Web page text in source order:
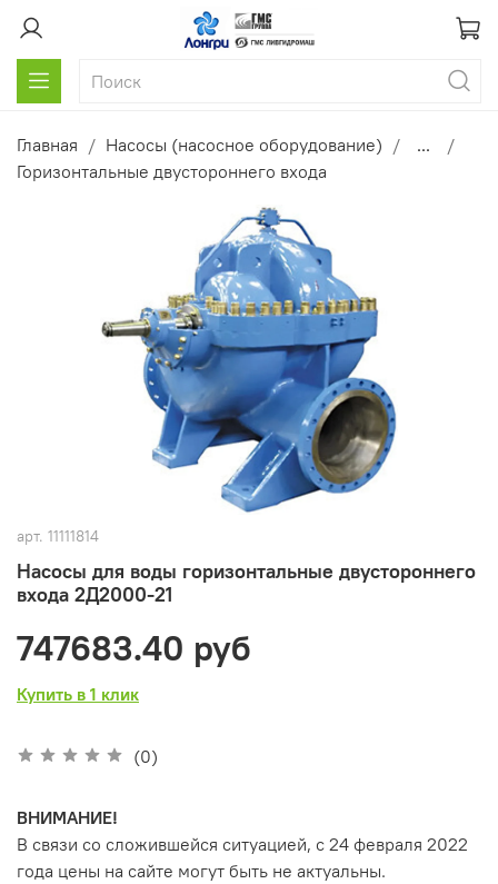
Главная Насосы (насосное оборудование)
...
Горизонтальные двустороннего входа
арт. 11111814
Насосы для воды горизонтальные двустороннего
входа 2Д2000-21
(0)
747683.40 руб
Купить в 1 клик
ВНИМАНИЕ!
В связи со сложившейся ситуацией, с 24 февраля 2022
года цены на сайте могут быть не актуальны.